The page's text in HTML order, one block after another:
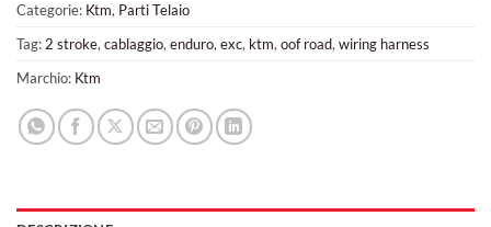
Categorie: Ktm, Parti Telaio
Tag:2 stroke,cablaggio,enduro,exc, ktm,oof road,wiring harness
Marchio: Ktm